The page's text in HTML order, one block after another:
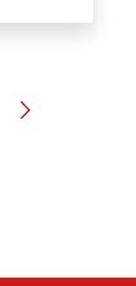
Pagina